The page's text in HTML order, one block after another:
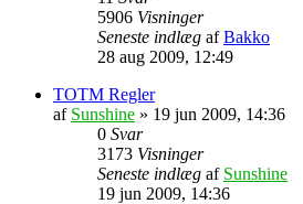
5906 Visninger
Seneste indlæg afBakko
28 aug 2009, 12:49
TOTM Regler
af Sunshine » 19 jun 2009, 14:36
0 Svar
3173 Visninger
Seneste indlæg af Sunshine
19 jun 2009, 14:36